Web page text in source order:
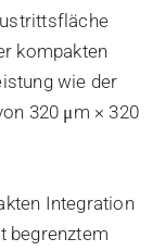
kompakten
wie der
320 μm × 320
Integration
begrenztem